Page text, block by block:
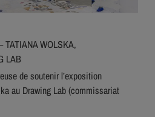
TATIANA WOLSKA,
LAB
de soutenir l’exposition
au Drawing Lab (commissariat